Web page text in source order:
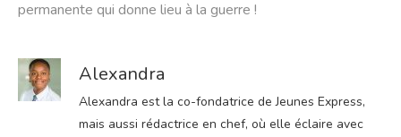
permanente qui donne lieu à la guerre !
Alexandra
Alexandra est la co-fondatrice de Jeunes Express,
mais aussi rédactrice en chef, où elle éclaire avec